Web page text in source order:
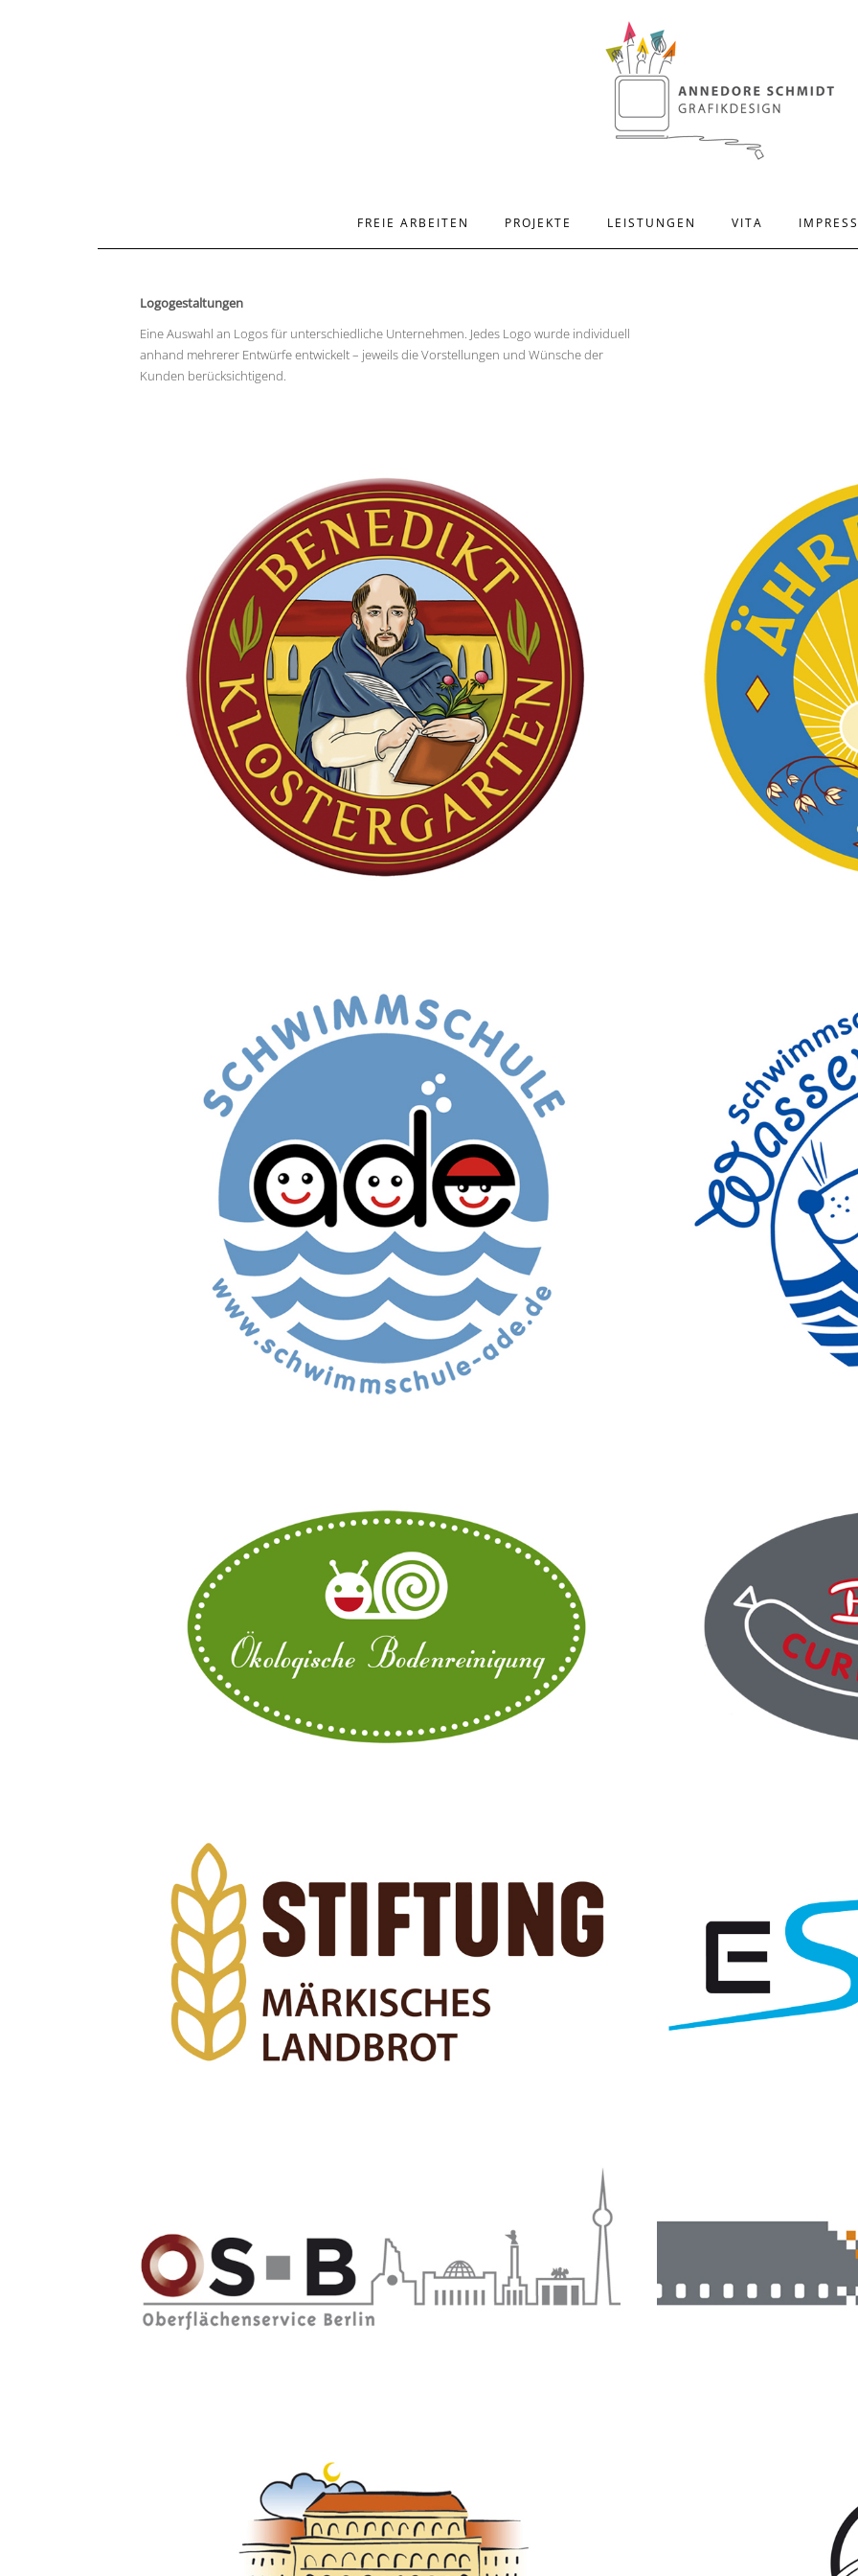
FREIE ARBEITEN PROJEKTE LEISTUNGEN VITA
Logogestaltungen
Eine Auswahl an Logos für unterschiedliche Unternehmen. Jedes Logo wurde individuell
anhand mehrerer Entwürfe entwickelt – jeweils die Vorstellungen und Wünsche der
Kunden berücksichtigend.